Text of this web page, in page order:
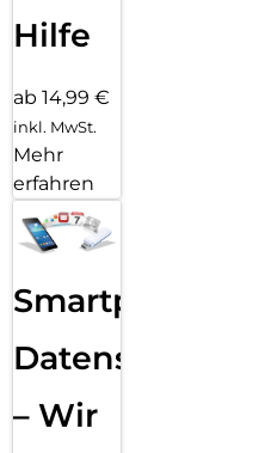
Hilfe
ab 14,99 €
inkl. MwSt.
Mehr
erfahren
Smartphone
Datensicherung
– Wir